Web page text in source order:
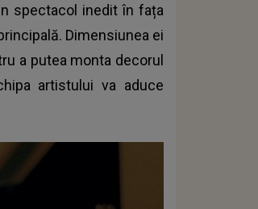
spectacol inedit în fața
Dimensiunea ei
a putea monta decorul
artistului va aduce